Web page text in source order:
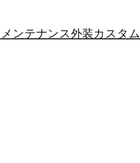
メンテナンス外装カスタム